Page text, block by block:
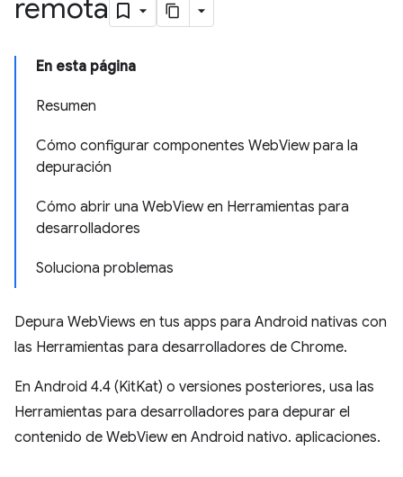
remota
En esta página
Resumen
Cómo configurar componentes WebView para la
depuración
Cómo abrir una WebView en Herramientas para
desarrolladores
Soluciona problemas
Depura WebViews en tus apps para Android nativas con
las Herramientas para desarrolladores de Chrome.
En Android 4.4 (KitKat) o versiones posteriores, usa las
Herramientas para desarrolladores para depurar el
contenido de WebView en Android nativo. aplicaciones.